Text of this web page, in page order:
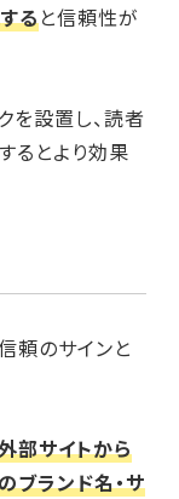
ると信頼性が
を設置し、読者
るとより効果
頼のサインと
部サイトから
ブランド名・サ